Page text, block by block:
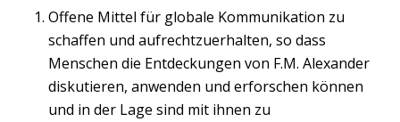
Offene Mittel für globale Kommunikation zu
schaffen und aufrechtzuerhalten, so dass
Menschen die Entdeckungen von F.M. Alexander
diskutieren, anwenden und erforschen können
und in der Lage sind mit ihnen zu